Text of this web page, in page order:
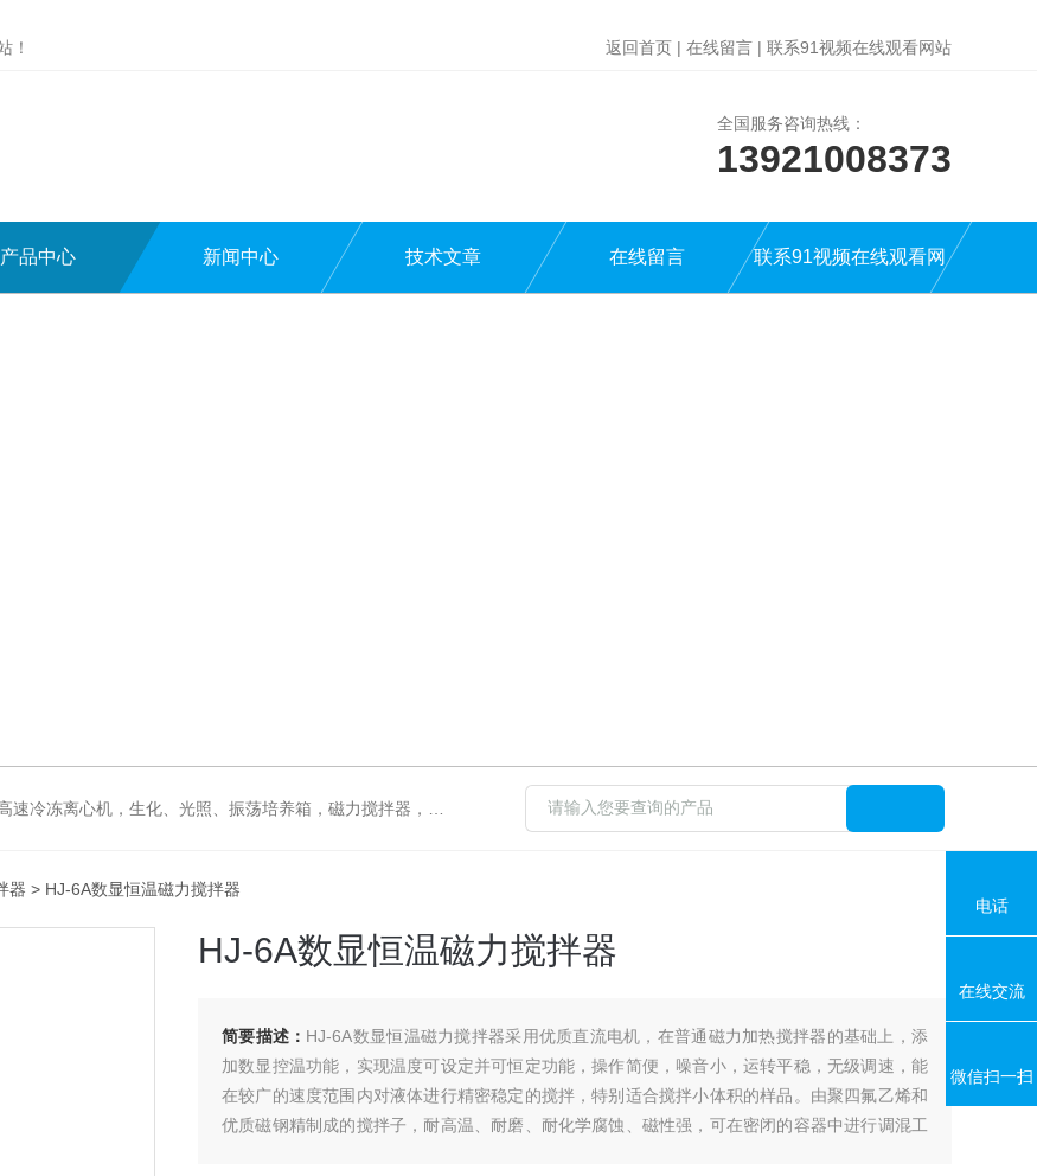
！
返回首页 | 在线留言 | 联系91视频在线观看网站
全国服务咨询热线：
13921008373
产品中心 新闻中心 技术文章 在线留言 联系91视频在线观看网
器，大功率电动搅拌器，强力恒速电动搅拌器，水浴锅，油浴锅，油浴，石英亚沸蒸馏水器，箱式电阻炉，不锈钢真空干燥箱
器 > HJ-6A数显恒温磁力搅拌器
HJ-6A数显恒温磁力搅拌器
简要描述： HJ-6A数显恒温磁力搅拌器采用优质直流电机，在普通磁力加热搅拌器的基础上，添
加数显控温功能，实现温度可设定并可恒定功能，操作简便，噪音小，运转平稳，无级调速，能
在较广的速度范围内对液体进行精密稳定的搅拌，特别适合搅拌小体积的样品。由聚四氟乙烯和
优质磁钢精制成的搅拌子，耐高温、耐磨、耐化学腐蚀、磁性强，可在密闭的容器中进行调混工
电话
在线交流
微信扫一扫